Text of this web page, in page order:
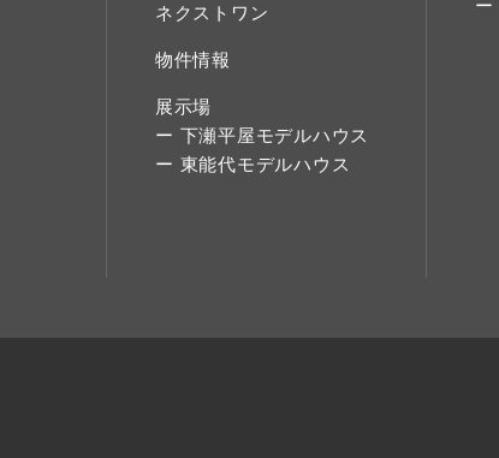
ネクストワン
物件情報
展示場
下瀬平屋モデルハウス
東能代モデルハウス